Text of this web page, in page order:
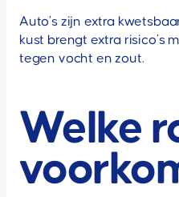
Auto’s zijn extra
kust brengt extra risico’s
tegen vocht en zout.
Welke